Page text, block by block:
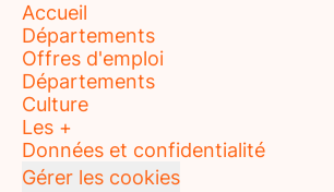
Accueil
Départements
Offres d'emploi
Départements
Culture
Les +
Données et confidentialité
Gérer les cookies